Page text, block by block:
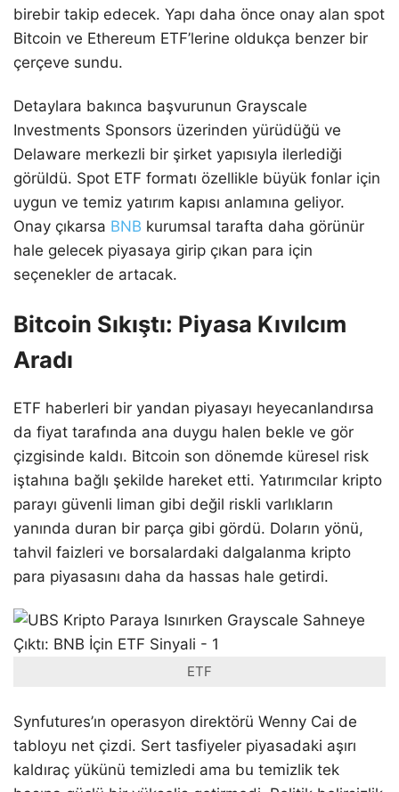
birebir takip edecek. Yapı daha önce onay alan spot
Bitcoin ve Ethereum ETF’lerine oldukça benzer bir
çerçeve sundu.
Detaylara bakınca başvurunun Grayscale
Investments Sponsors üzerinden yürüdüğü ve
Delaware merkezli bir şirket yapısıyla ilerlediği
görüldü. Spot ETF formatı özellikle büyük fonlar için
uygun ve temiz yatırım kapısı anlamına geliyor.
Onay çıkarsa BNB kurumsal tarafta daha görünür
hale gelecek piyasaya girip çıkan para için
seçenekler de artacak.
Bitcoin Sıkıştı: Piyasa Kıvılcım
Aradı
ETF haberleri bir yandan piyasayı heyecanlandırsa
da fiyat tarafında ana duygu halen bekle ve gör
çizgisinde kaldı. Bitcoin son dönemde küresel risk
iştahına bağlı şekilde hareket etti. Yatırımcılar kripto
parayı güvenli liman gibi değil riskli varlıkların
yanında duran bir parça gibi gördü. Doların yönü,
tahvil faizleri ve borsalardaki dalgalanma kripto
para piyasasını daha da hassas hale getirdi.
ETF
Synfutures’ın operasyon direktörü Wenny Cai de
tabloyu net çizdi. Sert tasfiyeler piyasadaki aşırı
kaldıraç yükünü temizledi ama bu temizlik tek